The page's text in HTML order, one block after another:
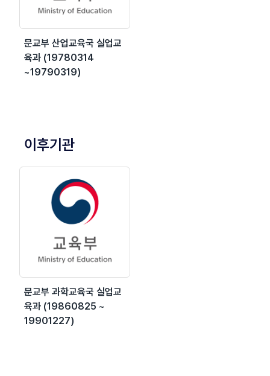
문교부 산업교육국 실업교
육과 (19780314
~19790319)
이후기관
문교부 과학교육국 실업교
육과 (19860825 ~
19901227)